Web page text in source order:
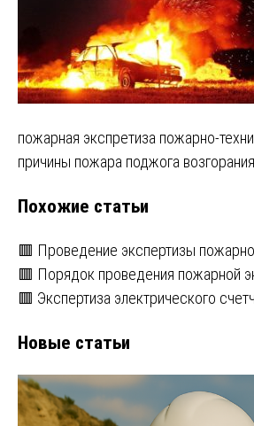
Навигация
по
записям
пожарная экспретиза пожарно-
причины пожара поджога
Похожие статьи
🟥 Проведение экспертизы
🟥 Порядок проведения пожарной
🟥 Экспертиза электрического
Новые статьи